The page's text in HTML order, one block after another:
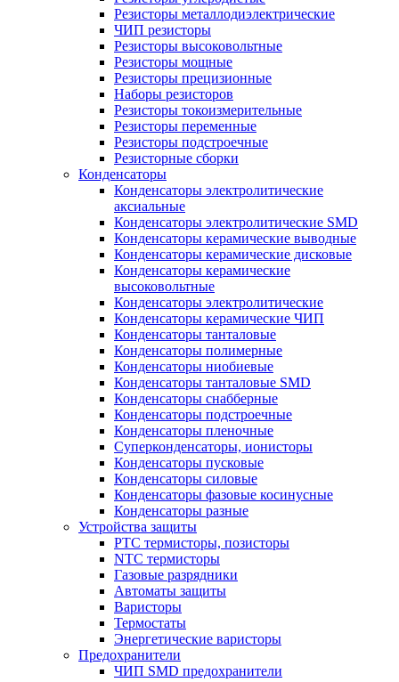
Резисторы металлодиэлектрические
ЧИП резисторы
Резисторы высоковольтные
Резисторы мощные
Резисторы прецизионные
Наборы резисторов
Резисторы токоизмерительные
Резисторы переменные
Резисторы подстроечные
Резисторные сборки
Конденсаторы
Конденсаторы электролитические
аксиальные
Конденсаторы электролитические SMD
Конденсаторы керамические выводные
Конденсаторы керамические дисковые
Конденсаторы керамические
высоковольтные
Конденсаторы электролитические
Конденсаторы керамические ЧИП
Конденсаторы танталовые
Конденсаторы полимерные
Конденсаторы ниобиевые
Конденсаторы танталовые SMD
Конденсаторы снабберные
Конденсаторы подстроечные
Конденсаторы пленочные
Суперконденсаторы, ионисторы
Конденсаторы пусковые
Конденсаторы силовые
Конденсаторы фазовые косинусные
Конденсаторы разные
Устройства защиты
PTC термисторы, позисторы
NTC термисторы
Газовые разрядники
Автоматы защиты
Варисторы
Термостаты
Энергетические варисторы
Предохранители
ЧИП SMD предохранители